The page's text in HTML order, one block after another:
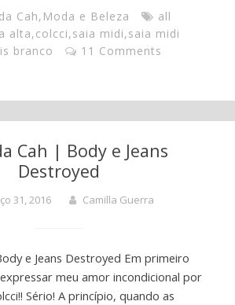
Cah, Moda e Beleza
all
alta,colcci,saia midi,saia midi
branco 11 Comments
Cah | Body e Jeans
Destroyed
31, 2016 Camilla Guerra
e Jeans Destroyed Em primeiro
meu amor incondicional por
Sério! A princípio, quando as